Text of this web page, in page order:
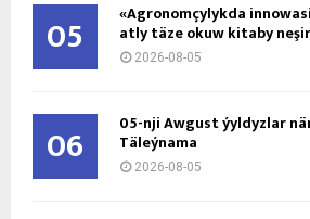
05 «Agronomçylykda
atly täze okuw kitaby
2026-08-05
06 05-nji Awgust ýyldyzlar
Täleýnama
2026-08-05